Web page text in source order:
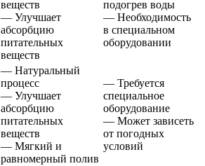
веществ
— Улучшает
абсорбцию
питательных
веществ
подогрев воды
— Необходимость
в специальном
оборудовании
— Натуральный
процесс
— Улучшает
абсорбцию
питательных
веществ
— Мягкий и
равномерный полив
— Требуется
специальное
оборудование
— Может зависеть
от погодных
условий